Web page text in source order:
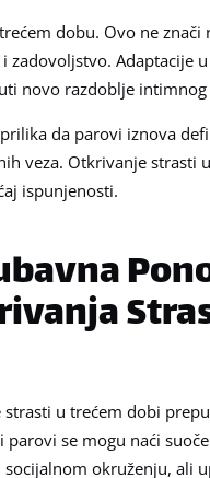
dobu. Ovo ne znači
Adaptacije
novo razdoblje intimnog
da parovi iznova
veza. Otkrivanje strasti
ispunjenosti.
u trećem dobi
se mogu naći
okruženju, ali